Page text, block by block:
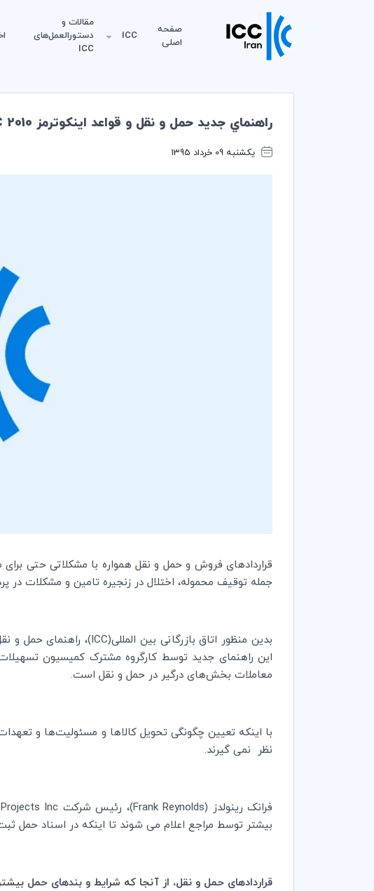
صفحه
اصلی
ICC
مقالات و
دستورالعمل‌های
ICC
راهنماي جديد حمل و نقل و قواعد اينكوترمز 2010 ICC
یکشنبه 09 خرداد 1395
قراردادهای فروش و حمل و نقل همواره با مشکلاتی حتی
جمله توقیف محموله، اختلال در زنجیره تامین و مشکلات در
بدین منظور اتاق بازرگانی بین المللی‌(ICC
‌این راهنمای جدید توسط کارگروه مشترک کمیسیون
معاملات بخش‌های درگیر در حمل و نقل است.
با اینکه تعیین چگونگی تحویل کالاها و مسئولیت‌ها و‌
نظر نمی گیرند.
فرانک رینولدز ‌(Frank Reynolds)، رئیس شرکت Projects Inc
بیشتر توسط مراجع اعلام می شوند تا اینکه در اسناد حمل
قراردادهای حمل و نقل، از آنجا که شرایط و بند‌های حمل